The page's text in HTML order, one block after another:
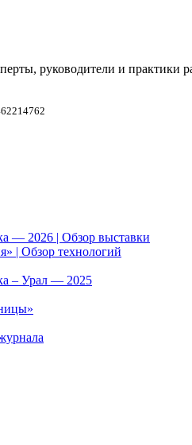
руководители и
— 2026 | Обзор выставки
| Обзор технологий
– Урал — 2025